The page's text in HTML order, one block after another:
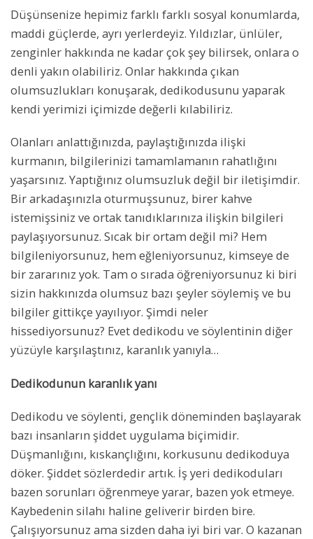
Düşünsenize hepimiz farklı farklı sosyal konumlarda,
maddi güçlerde, ayrı yerlerdeyiz. Yıldızlar, ünlüler,
zenginler hakkında ne kadar çok şey bilirsek, onlara o
denli yakın olabiliriz. Onlar hakkında çıkan
olumsuzlukları konuşarak, dedikodusunu yaparak
kendi yerimizi içimizde değerli kılabiliriz.
Olanları anlattığınızda, paylaştığınızda ilişki
kurmanın, bilgilerinizi tamamlamanın rahatlığını
yaşarsınız. Yaptığınız olumsuzluk değil bir iletişimdir.
Bir arkadaşınızla oturmuşsunuz, birer kahve
istemişsiniz ve ortak tanıdıklarınıza ilişkin bilgileri
paylaşıyorsunuz. Sıcak bir ortam değil mi? Hem
bilgileniyorsunuz, hem eğleniyorsunuz, kimseye de
bir zararınız yok. Tam o sırada öğreniyorsunuz ki biri
sizin hakkınızda olumsuz bazı şeyler söylemiş ve bu
bilgiler gittikçe yayılıyor. Şimdi neler
hissediyorsunuz? Evet dedikodu ve söylentinin diğer
yüzüyle karşılaştınız, karanlık yanıyla…
Dedikodunun karanlık yanı
Dedikodu ve söylenti, gençlik döneminden başlayarak
bazı insanların şiddet uygulama biçimidir.
Düşmanlığını, kıskançlığını, korkusunu dedikoduya
döker. Şiddet sözlerdedir artık. İş yeri dedikoduları
bazen sorunları öğrenmeye yarar, bazen yok etmeye.
Kaybedenin silahı haline geliverir birden bire.
Çalışıyorsunuz ama sizden daha iyi biri var. O kazanan